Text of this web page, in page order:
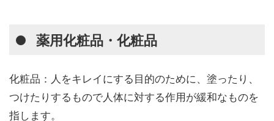
薬用化粧品・化粧品
化粧品：人をキレイにする目的のために、塗ったり、
つけたりするもので人体に対する作用が緩和なものを
指します。